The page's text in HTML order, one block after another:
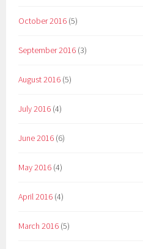
October 2016 (5)
September 2016 (3)
August 2016 (5)
July 2016 (4)
June 2016 (6)
May 2016 (4)
April 2016 (4)
March 2016 (5)